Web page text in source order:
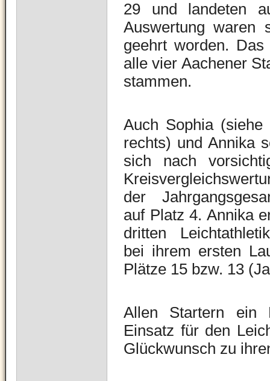
29 und landeten
Auswertung waren
geehrt worden.
alle vier Aachener
stammen.
Auch Sophia (siehe
rechts) und Annika
sich nach
der
auf Platz 4. Annika
dritten
bei ihrem ersten
Plätze 15 bzw. 13
Allen Startern ein
Einsatz für den
Glückwunsch zu